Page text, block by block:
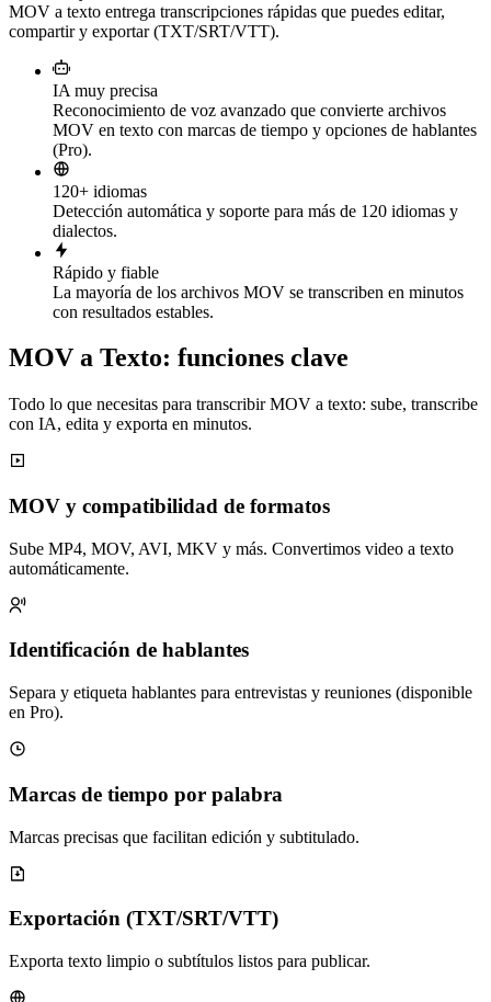
MOV a texto entrega transcripciones rápidas que puedes editar,
compartir y exportar (TXT/SRT/VTT).
IA muy precisa
Reconocimiento de voz avanzado que convierte archivos
MOV en texto con marcas de tiempo y opciones de hablantes
(Pro).
120+ idiomas
Detección automática y soporte para más de 120 idiomas y
dialectos.
Rápido y fiable
La mayoría de los archivos MOV se transcriben en minutos
con resultados estables.
MOV a Texto: funciones clave
Todo lo que necesitas para transcribir MOV a texto: sube, transcribe
con IA, edita y exporta en minutos.
MOV y compatibilidad de formatos
Sube MP4, MOV, AVI, MKV y más. Convertimos video a texto
automáticamente.
Identificación de hablantes
Separa y etiqueta hablantes para entrevistas y reuniones (disponible
en Pro).
Marcas de tiempo por palabra
Marcas precisas que facilitan edición y subtitulado.
Exportación (TXT/SRT/VTT)
Exporta texto limpio o subtítulos listos para publicar.